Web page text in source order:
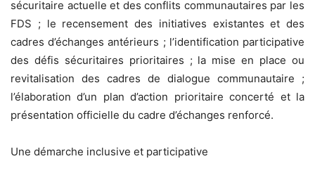
sécuritaire actuelle et des conflits communautaires par les
FDS ; le recensement des initiatives existantes et des
cadres d’échanges antérieurs ; l’identification participative
des défis sécuritaires prioritaires ; la mise en place ou
revitalisation des cadres de dialogue communautaire ;
l’élaboration d’un plan d’action prioritaire concerté et la
présentation officielle du cadre d’échanges renforcé.
Une démarche inclusive et participative